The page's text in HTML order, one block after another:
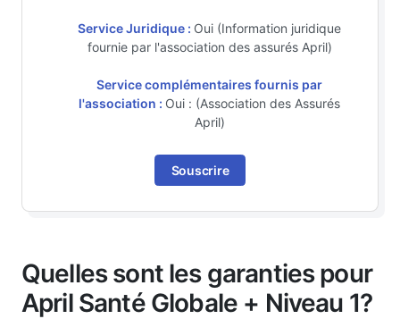
Service Juridique : Oui (Information juridique
fournie par l'association des assurés April)
Service complémentaires fournis par
l'association : Oui : (Association des Assurés
April)
Souscrire
Quelles sont les garanties pour
April Santé Globale + Niveau 1?